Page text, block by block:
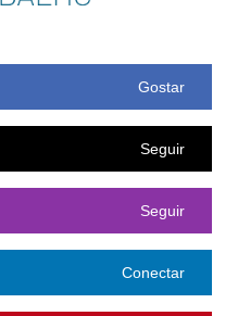
Gostar
Seguir
Seguir
Conectar